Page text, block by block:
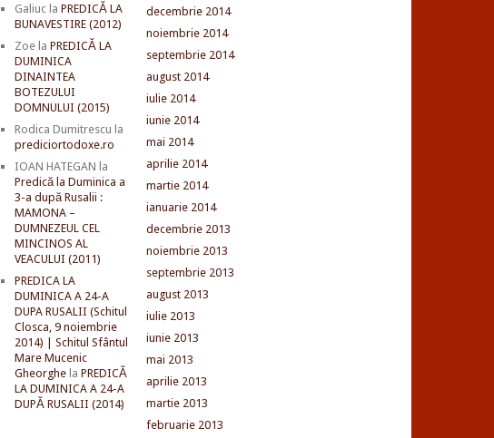
Galiucla PREDICĂ LA
BUNAVESTIRE (2012)
Zoela PREDICĂ LA
DUMINICA
DINAINTEA
BOTEZULUI
DOMNULUI (2015)
Rodica Dumitrescu la
prediciortodoxe.ro
IOAN HATEGAN la
Predică la Duminica a
3-a după Rusalii :
MAMONA –
DUMNEZEUL CEL
MINCINOS AL
VEACULUI (2011)
PREDICA LA
DUMINICA A 24-A
DUPA RUSALII (Schitul
Closca, 9 noiembrie
2014) | Schitul Sfântul
Mare Mucenic
Gheorghela PREDICĂ
LA DUMINICA A 24-A
DUPĂ RUSALII (2014)
decembrie 2014
noiembrie 2014
septembrie 2014
august 2014
iulie 2014
iunie 2014
mai 2014
aprilie 2014
martie 2014
ianuarie 2014
decembrie 2013
noiembrie 2013
septembrie 2013
august 2013
iulie 2013
iunie 2013
mai 2013
aprilie 2013
martie 2013
februarie 2013